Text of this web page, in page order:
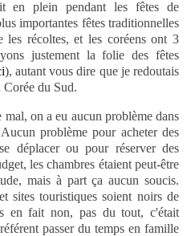
en plein pendant les fêtes de
importantes fêtes traditionnelles
les récoltes, et les coréens ont 3
justement la folie des fêtes
), autant vous dire que je redoutais
du Sud.
on a eu aucun problème dans
problème pour acheter des
déplacer ou pour réserver des
les chambres étaient peut-être
mais à part ça aucun soucis.
sites touristiques soient noirs de
en fait non, pas du tout, c'était
passer du temps en famille